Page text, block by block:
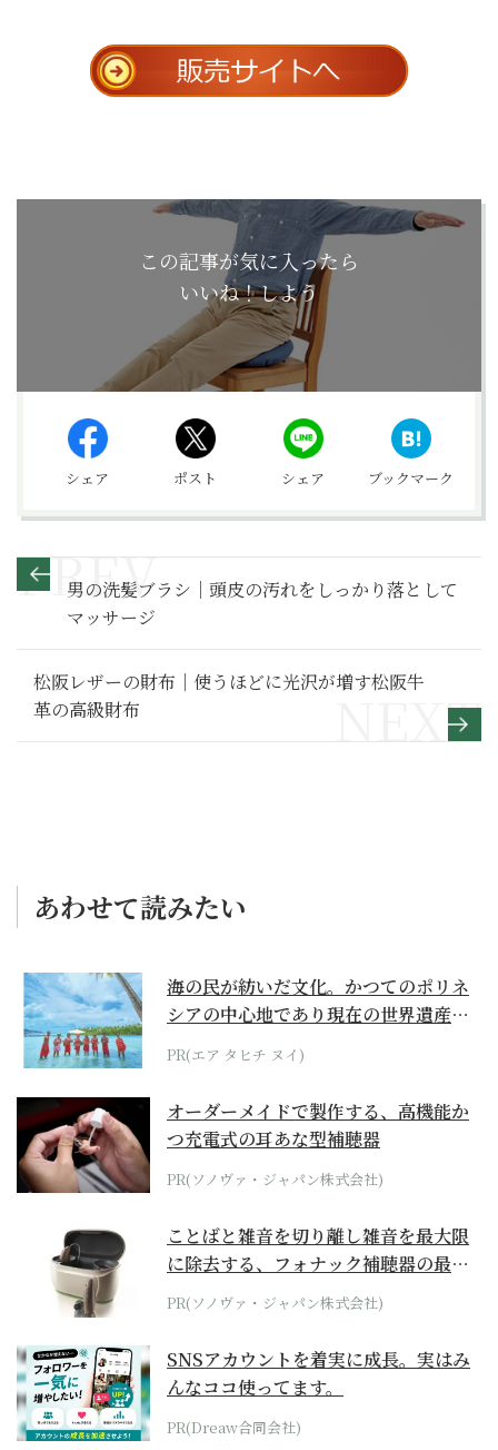
この記事が気に入ったら
いいね！しよう
シェア ポスト シェア ブックマーク
男の洗髪ブラシ｜頭皮の汚れをしっかり落として
マッサージ
松阪レザーの財布｜使うほどに光沢が増す松阪牛
革の高級財布
あわせて読みたい
海の民が紡いだ文化。かつてのポリネ
シアの中心地であり現在の世界遺産か
らみえてくる...
PR(エア タヒチ ヌイ)
オーダーメイドで製作する、高機能か
つ充電式の耳あな型補聴器
PR(ソノヴァ・ジャパン株式会社)
ことばと雑音を切り離し雑音を最大限
に除去する、フォナック補聴器の最上
位モデル
PR(ソノヴァ・ジャパン株式会社)
SNSアカウントを着実に成長。実はみ
んなココ使ってます。
PR(Dreaw合同会社)